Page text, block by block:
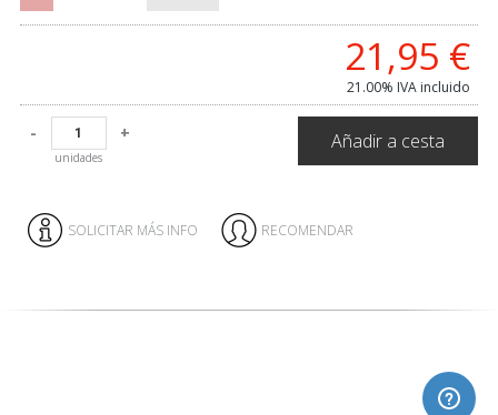
21,95 €
21.00% IVA incluido
-
unidades
+ Añadir a cesta
SOLICITAR MÁS INFO RECOMENDAR